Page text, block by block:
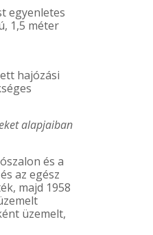
egyenletes
1,5 méter
hajózási
alapjaiban
és a
az egész
majd 1958
üzemelt,